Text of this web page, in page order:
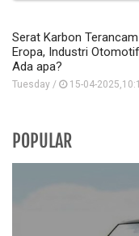
Serat Karbon
Eropa, Industri
Ada apa?
Tuesday / 15-04-
POPULAR